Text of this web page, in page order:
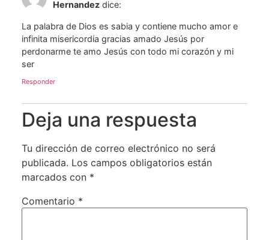
Hernandez dice:
La palabra de Dios es sabia y contiene mucho amor e
infinita misericordia gracias amado Jesús por
perdonarme te amo Jesús con todo mi corazón y mi
ser
Responder
Deja una respuesta
Tu dirección de correo electrónico no será
publicada. Los campos obligatorios están
marcados con *
Comentario *